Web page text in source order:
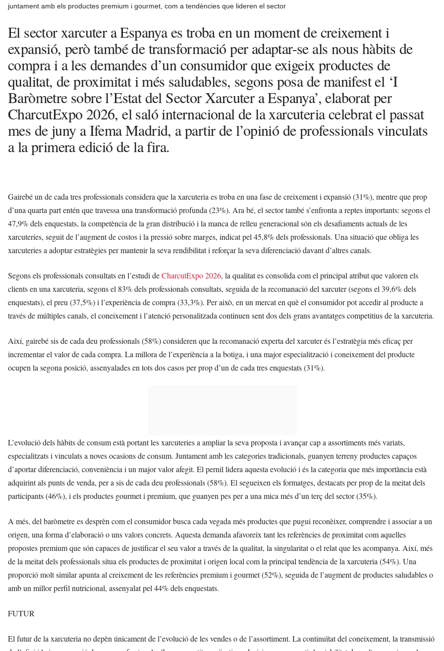
juntament amb els productes premium i gourmet, com a tendències que lideren el sector
El sector xarcuter a Espanya es troba en un moment de creixement i
expansió, però també de transformació per adaptar-se als nous hàbits de
compra i a les demandes d’un consumidor que exigeix productes de
qualitat, de proximitat i més saludables, segons posa de manifest el ‘I
Baròmetre sobre l’Estat del Sector Xarcuter a Espanya’, elaborat per
CharcutExpo 2026, el saló internacional de la xarcuteria celebrat el passat
mes de juny a Ifema Madrid, a partir de l’opinió de professionals vinculats
a la primera edició de la fira.
Gairebé un de cada tres professionals considera que la xarcuteria es troba en una fase de creixement i expansió (31%), mentre que prop
d’una quarta part entén que travessa una transformació profunda (23%). Ara bé, el sector també s’enfronta a reptes importants: segons el
47,9% dels enquestats, la competència de la gran distribució i la manca de relleu generacional són els desafiaments actuals de les
xarcuteries, seguit de l’augment de costos i la pressió sobre marges, indicat pel 45,8% dels professionals. Una situació que obliga les
xarcuteries a adoptar estratègies per mantenir la seva rendibilitat i reforçar la seva diferenciació davant d’altres canals.
Segons els professionals consultats en l’estudi deCharcutExpo 2026, la qualitat es consolida com el principal atribut que valoren els
clients en una xarcuteria, segons el 83% dels professionals consultats, seguida de la recomanació del xarcuter (segons el 39,6% dels
enquestats), el preu (37,5%) i l’experiència de compra (33,3%). Per això, en un mercat en què el consumidor pot accedir al producte a
través de múltiples canals, el coneixement i l’atenció personalitzada continuen sent dos dels grans avantatges competitius de la xarcuteria.
Així, gairebé sis de cada deu professionals (58%) consideren que la recomanació experta del xarcuter és l’estratègia més eficaç per
incrementar el valor de cada compra. La millora de l’experiència a la botiga, i una major especialització i coneixement del producte
ocupen la segona posició, assenyalades en tots dos casos per prop d’un de cada tres enquestats (31%).
L’evolució dels hàbits de consum està portant les xarcuteries a ampliar la seva proposta i avançar cap a assortiments més variats,
especialitzats i vinculats a noves ocasions de consum. Juntament amb les categories tradicionals, guanyen terreny productes capaços
d’aportar diferenciació, conveniència i un major valor afegit. El pernil lidera aquesta evolució i és la categoria que més importància està
adquirint als punts de venda, per a sis de cada deu professionals (58%). El segueixen els formatges, destacats per prop de la meitat dels
participants (46%), i els productes gourmet i premium, que guanyen pes per a una mica més d’un terç del sector (35%).
A més, del baròmetre es desprèn com el consumidor busca cada vegada més productes que pugui reconèixer, comprendre i associar a un
origen, una forma d’elaboració o uns valors concrets. Aquesta demanda afavoreix tant les referències de proximitat com aquelles
propostes premium que són capaces de justificar el seu valor a través de la qualitat, la singularitat o el relat que les acompanya. Així, més
de la meitat dels professionals situa els productes de proximitat i origen local com la principal tendència de la xarcuteria (54%). Una
proporció molt similar apunta al creixement de les referències premium i gourmet (52%), seguida de l’augment de productes saludables o
amb un millor perfil nutricional, assenyalat pel 44% dels enquestats.
FUTUR
El futur de la xarcuteria no depèn únicament de l’evolució de les vendes o de l’assortiment. La continuïtat del coneixement, la transmissió